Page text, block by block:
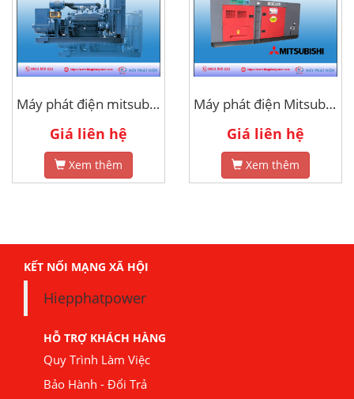
Máy phát điện mitsubishi 2000kva
Giá liên hệ
Xem thêm
Máy phát điện Mitsubishi 250Kva
Giá liên hệ
Xem thêm
KẾT NỐI MẠNG XÃ HỘI
Hiepphatpower
HỖ TRỢ KHÁCH HÀNG
Quy Trình Làm Việc
Bảo Hành - Đổi Trả